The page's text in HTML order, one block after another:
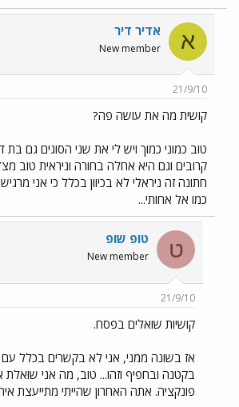
א אדיר דיר
New member
21/9/10
קושית מה את עושה פה?
טוב כמוני כמוך ויש לי את שני הסוגים גם
קרובים וגם היא אחלה בחורה וניראית טוב
חתונה זה ניראלי לא בכיוון בכלל כי אני
כמו אל אחותי...
ט טופ שופ
New member
21/9/10
קושיות שואלים בפסח.
אז בשונה ממני, אני לא בקשרים בכלל עם
בקטנה ובחפיף וזהו... טוב, מה אני
פונקציה. אתה האחרון שהייתי מתייעצת